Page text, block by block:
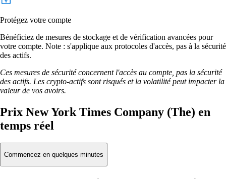
Protégez votre compte
Bénéficiez de mesures de stockage et de vérification avancées pour
votre compte. Note : s'applique aux protocoles d'accès, pas à la sécurité
des actifs.
Ces mesures de sécurité concernent l'accès au compte, pas la sécurité
des actifs. Les crypto-actifs sont risqués et la volatilité peut impacter la
valeur de vos avoirs.
Prix New York Times Company (The) en
temps réel
Commencez en quelques minutes